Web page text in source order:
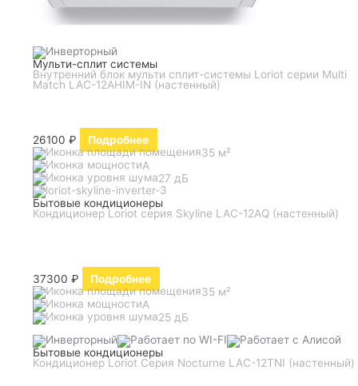
Мульти-сплит системы
Внутренний блок мульти сплит-системы Loriot серии Multi
Match LAC-12AHIM-IN (настенный)
26100₽
Подробнее
35 м²
A
27 дБ
Бытовые кондиционеры
Кондиционер Loriot серия Skyline LAC-12AQ (настенный)
37300₽
Подробнее
35 м²
A
25 дБ
Бытовые кондиционеры
Кондиционер Loriot Серия Nocturne LAC-12TNI (настенный)